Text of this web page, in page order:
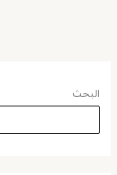
البحث